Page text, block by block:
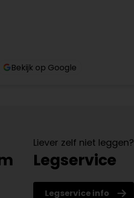
Bekijk op Google
Liever zelf niet leggen?
Legservice
Legservice info